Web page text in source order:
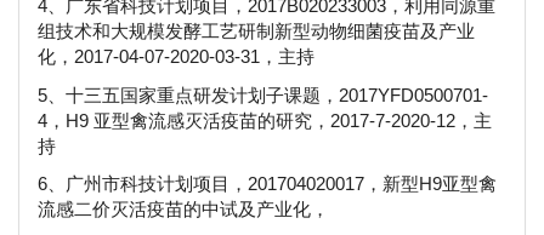
4、广东省科技计划项目，2017B020233003，利用同源重
组技术和大规模发酵工艺研制新型动物细菌疫苗及产业
化，2017-04-07-2020-03-31，主持
5、十三五国家重点研发计划子课题，2017YFD0500701-
4，H9 亚型禽流感灭活疫苗的研究，2017-7-2020-12，主
持
6、广州市科技计划项目，201704020017，新型H9亚型禽
流感二价灭活疫苗的中试及产业化，